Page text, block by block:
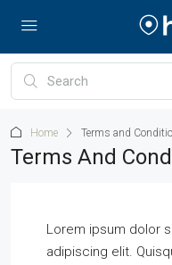
Home Terms and
Terms And
Lorem ipsum dolor
adipiscing elit.